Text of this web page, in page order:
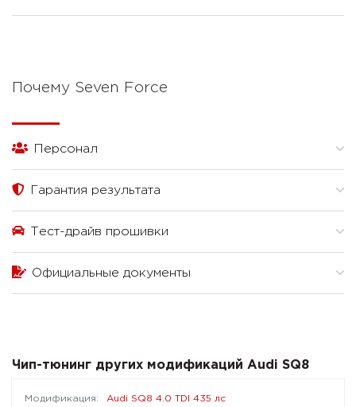
Почему Seven Force
Персонал
Гарантия результата
Тест-драйв прошивки
Официальные документы
Чип-тюнинг других модификаций Audi SQ8
Audi SQ8 4.0 TDI 435 лс